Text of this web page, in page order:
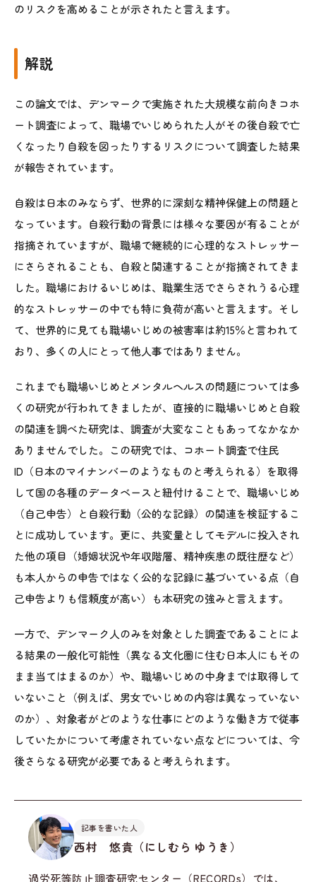
のリスクを高めることが示されたと言えます。
解説
この論文では、デンマークで実施された大規模な前向きコホ
ート調査によって、職場でいじめられた人がその後自殺で亡
くなったり自殺を図ったりするリスクについて調査した結果
が報告されています。
自殺は日本のみならず、世界的に深刻な精神保健上の問題と
なっています。自殺行動の背景には様々な要因が有ることが
指摘されていますが、職場で継続的に心理的なストレッサー
にさらされることも、自殺と関連することが指摘されてきま
した。職場におけるいじめは、職業生活でさらされうる心理
的なストレッサーの中でも特に負荷が高いと言えます。そし
て、世界的に見ても職場いじめの被害率は約15％と言われて
おり、多くの人にとって他人事ではありません。
これまでも職場いじめとメンタルヘルスの問題については多
くの研究が行われてきましたが、直接的に職場いじめと自殺
の関連を調べた研究は、調査が大変なこともあってなかなか
ありませんでした。この研究では、コホート調査で住民
ID（日本のマイナンバーのようなものと考えられる）を取得
して国の各種のデータベースと紐付けることで、職場いじめ
（自己申告）と自殺行動（公的な記録）の関連を検証するこ
とに成功しています。更に、共変量としてモデルに投入され
た他の項目（婚姻状況や年収階層、精神疾患の既往歴など）
も本人からの申告ではなく公的な記録に基づいている点（自
己申告よりも信頼度が高い）も本研究の強みと言えます。
一方で、デンマーク人のみを対象とした調査であることによ
る結果の一般化可能性（異なる文化圏に住む日本人にもその
まま当てはまるのか）や、職場いじめの中身までは取得して
いないこと（例えば、男女でいじめの内容は異なっていない
のか）、対象者がどのような仕事にどのような働き方で従事
していたかについて考慮されていない点などについては、今
後さらなる研究が必要であると考えられます。
記事を書いた人
西村 悠貴（にしむら ゆうき）
過労死等防止調査研究センター（RECORDs）では、